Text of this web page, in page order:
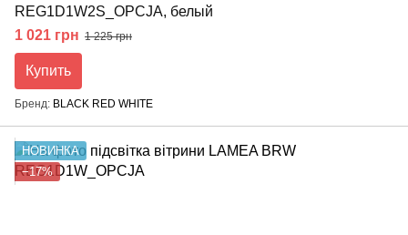
REG1D1W2S_OPCJA, белый
1 021 грн 1 225 грн
Купить
Бренд BLACK RED WHITE
НОВИНКА
−17%